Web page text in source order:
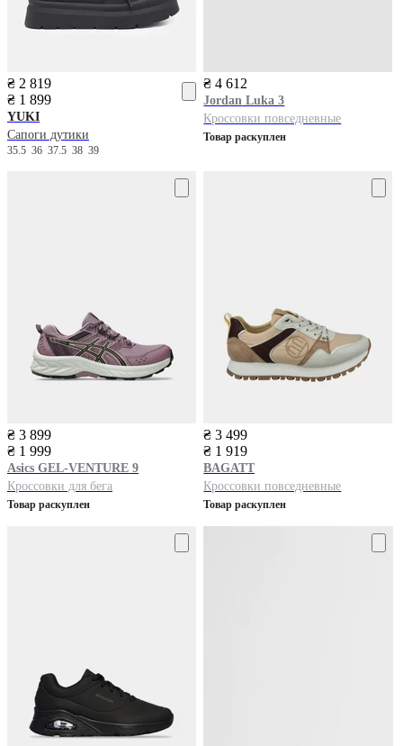
₴ 2 819
₴ 1 899
YUKI
Сапоги дутики
35.5 36 37.5 38 39
₴ 4 612
Jordan Luka 3
Кроссовки повседневные
Товар раскуплен
₴ 3 899
₴ 1 999
Asics GEL-VENTURE 9
Кроссовки для бега
Товар раскуплен
₴ 3 499
₴ 1 919
BAGATT
Кроссовки повседневные
Товар раскуплен